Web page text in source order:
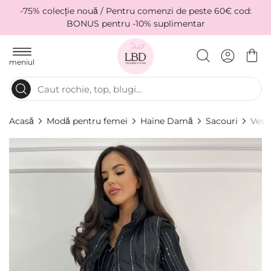
-75% colecție nouă / Pentru comenzi de peste 60€ cod:
BONUS pentru -10% suplimentar
meniul
Acasă Modă pentru femei Haine Damă Sacouri
the